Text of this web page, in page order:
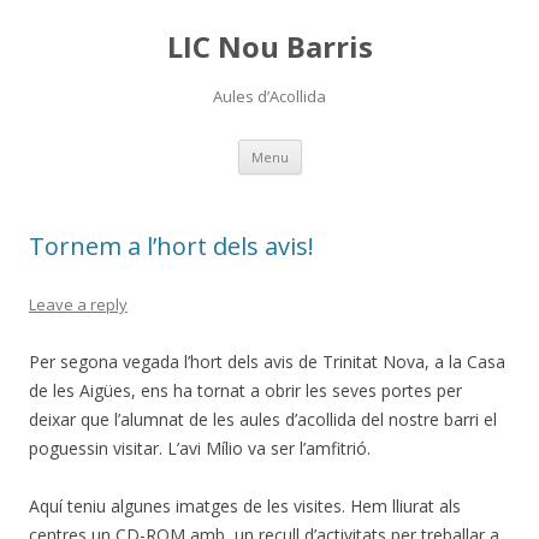
LIC Nou Barris
Aules d’Acollida
Menu Skip
content
Tornem a l’hort dels avis!
Leave a reply
Per segona vegada l’hort dels avis de Trinitat Nova, a la Casa
de les Aigües, ens ha tornat a obrir les seves portes per
deixar que l’alumnat de les aules d’acollida del nostre barri el
poguessin visitar. L’avi Mílio va ser l’amfitrió.
Aquí teniu algunes imatges de les visites. Hem lliurat als